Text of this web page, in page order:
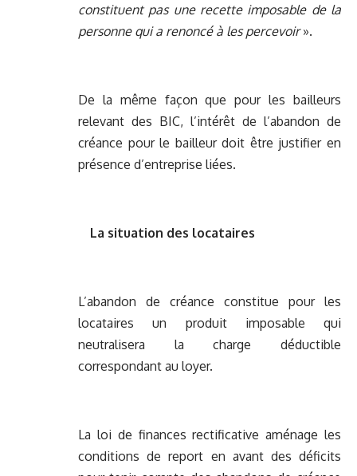
constituent pas une recette imposable de la
personne qui a renoncé à les percevoir».
De la même façon que pour les bailleurs
relevant des BIC, l’intérêt de l’abandon de
créance pour le bailleur doit être justifier en
présence d’entreprise liées.
La situation des locataires
L’abandon de créance constitue pour les
locataires un produit imposable qui
neutralisera la charge déductible
correspondant au loyer.
La loi de finances rectificative aménage les
conditions de report en avant des déficits